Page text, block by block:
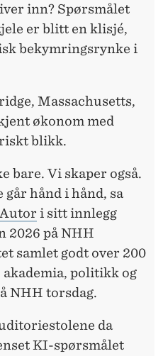
inn? Spørsmålet
er blitt en klisjé,
bekymringsrynke i
Massachusetts,
økonom med
blikk.
bare. Vi skaper også.
går hånd i hånd, sa
i sitt innlegg
2026 på NHH
samlet godt over 200
politikk og
NHH torsdag.
da
KI-spørsmålet